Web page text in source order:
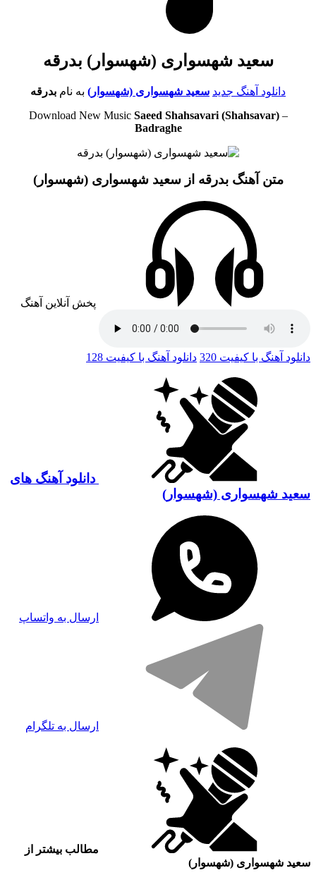
سعید شهسواری (شهسوار) بدرقه
دانلود آهنگ جدید سعید شهسواری (شهسوار) به نام بدرقه
Download New Music Saeed Shahsavari (Shahsavar)–
Badraghe
متن آهنگ بدرقه از سعید شهسواری (شهسوار)
پخش آنلاین آهنگ
دانلود آهنگ با کیفیت 320 دانلود آهنگ با کیفیت 128
دانلود آهنگ های
سعید شهسواری (شهسوار)
ارسال به واتساپ
ارسال به تلگرام
مطالب بیشتر از
سعید شهسواری (شهسوار)